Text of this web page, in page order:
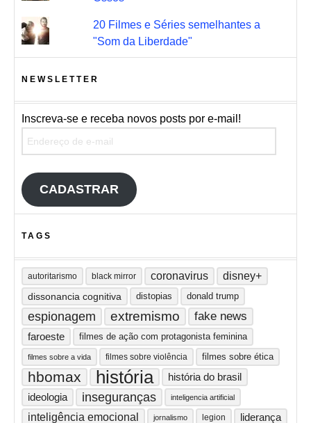
20 Filmes e Séries semelhantes a
"Som da Liberdade"
NEWSLETTER
Inscreva-se e receba novos posts por e-mail!
CADASTRAR
TAGS
autoritarismo black mirror coronavirus disney+
dissonancia cognitiva distopias donald trump
espionagem extremismo fake news
faroeste filmes de ação com protagonista feminina
filmes sobre a vida filmes sobre violência filmes sobre ética
hbomax história história do brasil
ideologia inseguranças inteligencia artificial
inteligência emocional jornalismo legion liderança